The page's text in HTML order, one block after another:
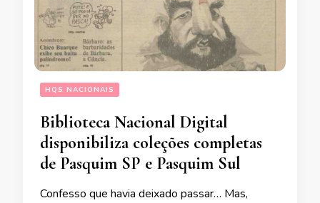
HQS NACIONAIS
Biblioteca Nacional Digital
disponibiliza coleções completas
de Pasquim SP e Pasquim Sul
Confesso que havia deixado passar… Mas,